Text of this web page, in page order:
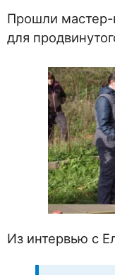
Прошли мастер-
для
Из интервью с